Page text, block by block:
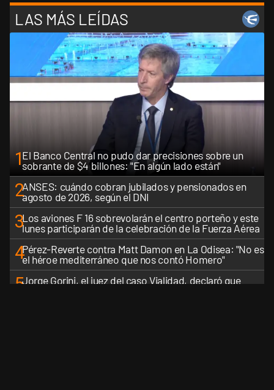
LAS MÁS LEÍDAS
1El Banco Central no pudo dar precisiones sobre un
sobrante de $4 billones: "En algún lado están"
2ANSES: cuándo cobran jubilados y pensionados en
agosto de 2026, según el DNI
3Los aviones F 16 sobrevolarán el centro porteño y este
lunes participarán de la celebración de la Fuerza Aérea
4Pérez-Reverte contra Matt Damon en La Odisea: "No es
el héroe mediterráneo que nos contó Homero"
5Jorge Gorini, el juez del caso Vialidad, declaró que